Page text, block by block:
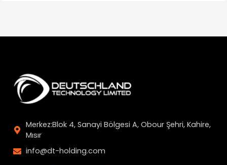
Merkez:Blok 4, Sanayi Bölgesi A, Obour Şehri, Kahire,
Mısır
info@dt-holding.com